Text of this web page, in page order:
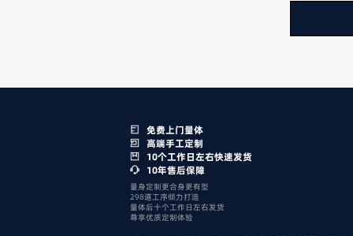
免费上门量体
高端手工定制
10个工作日左右快速发货
10年售后保障
量身定制更合身更有型
298道工序倾力打造
量体后十个工作日左右发货
尊享优质定制体验